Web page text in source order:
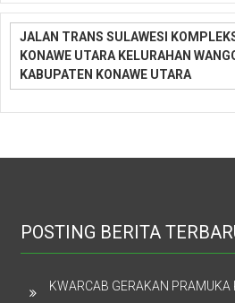
JALAN TRANS SULAWESI
KONAWE UTARA KELURAHAN
KABUPATEN KONAWE UTARA
POSTING BERITA
KWARCAB GERAKAN PRAMUKA